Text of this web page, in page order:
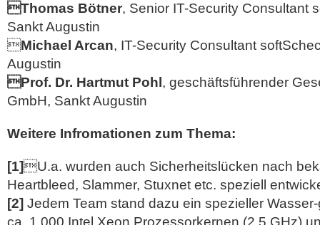
Thomas Bötner, Senior IT-Security Consultant
Sankt Augustin
Michael Arcan, IT-Security Consultant
Augustin
Prof. Dr. Hartmut Pohl , geschäftsführender
GmbH, Sankt Augustin
Weitere Infromationen zum Thema:
[1]U.a. wurden auch Sicherheitslücken nach
Heartbleed, Slammer, Stuxnet etc. speziell
[2] Jedem Team stand dazu ein spezieller
ca. 1,000 Intel Xeon Prozessorkernen (2.5 GHz)